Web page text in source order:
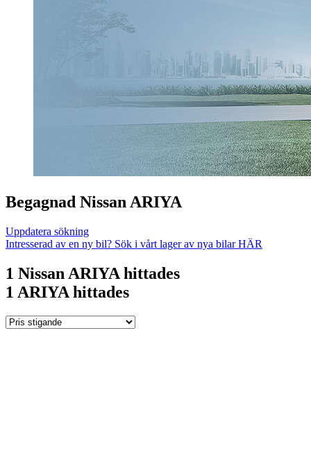
Begagnad Nissan ARIYA
Uppdatera sökning
Intresserad av en ny bil? Sök i vårt lager av nya bilar HÄR
1 Nissan ARIYA hittades
1 ARIYA hittades